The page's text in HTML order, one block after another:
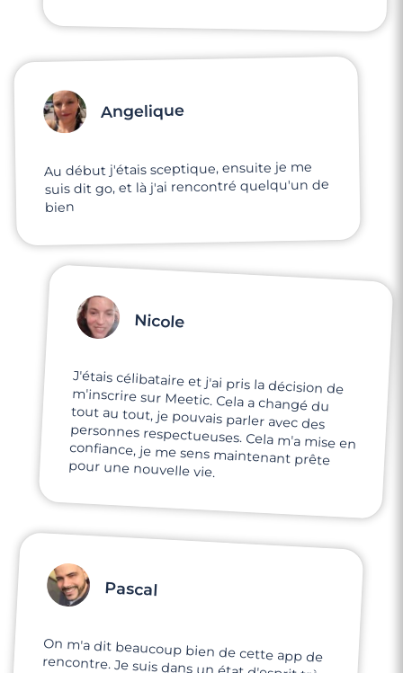
Angelique
Au début j'étais sceptique, ensuite je me
suis dit go, et là j'ai rencontré quelqu'un de
bien
Nicole
J'étais célibataire et j'ai pris la décision de
m'inscrire sur Meetic. Cela a changé du
tout au tout, je pouvais parler avec des
personnes respectueuses. Cela m'a mise en
confiance, je me sens maintenant prête
pour une nouvelle vie.
Pascal
On m'a dit beaucoup bien de cette app de
rencontre. Je suis dans un état d'esprit très
motivé, j'ai vraiment envie rencontrer mon